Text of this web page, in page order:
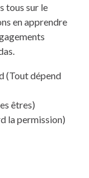
tous sur le
en apprendre
(Tout dépend
êtres)
la permission)